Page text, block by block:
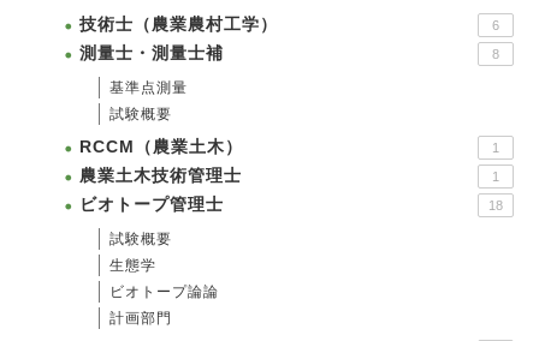
技術士（農業農村工学） 6
測量士・測量士補 8
基準点測量
試験概要
RCCM（農業土木） 1
農業土木技術管理士 1
ビオトープ管理士 18
試験概要
生態学
ビオトープ論論
計画部門